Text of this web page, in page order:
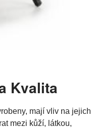
Kvalita
mají vliv na jejich
mezi kůží, látkou,